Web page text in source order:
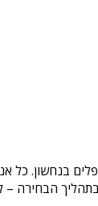
בנחשון. כל
הבחירה –